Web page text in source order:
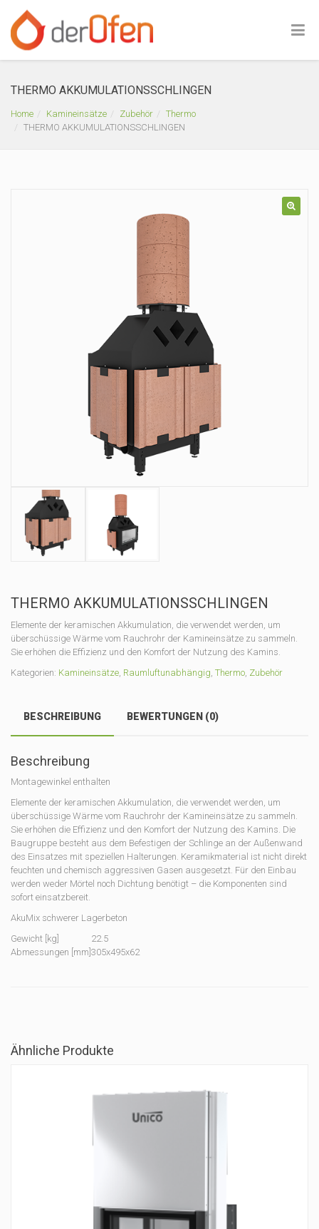
THERMO AKKUMULATIONSSCHLINGEN
Home Kamineinsätze Zubehör
Thermo
THERMO AKKUMULATIONSSCHLINGEN
THERMO AKKUMULATIONSSCHLINGEN
Elemente der keramischen Akkumulation, die verwendet werden, um
überschüssige Wärme vom Rauchrohr der Kamineinsätze zu sammeln.
Sie erhöhen die Effizienz und den Komfort der Nutzung des Kamins.
Kategorien: Kamineinsätze Raumluftunabhängig Thermo Zubehör
BESCHREIBUNG BEWERTUNGEN (0)
Beschreibung
Montagewinkel enthalten
Elemente der keramischen Akkumulation, die verwendet werden, um
überschüssige Wärme vom Rauchrohr der Kamineinsätze zu sammeln.
Sie erhöhen die Effizienz und den Komfort der Nutzung des Kamins. Die
Baugruppe besteht aus dem Befestigen der Schlinge an der Außenwand
des Einsatzes mit speziellen Halterungen. Keramikmaterial ist nicht direkt
feuchten und chemisch aggressiven Gasen ausgesetzt. Für den Einbau
werden weder Mörtel noch Dichtung benötigt – die Komponenten sind
sofort einsatzbereit.
AkuMix schwerer Lagerbeton
Gewicht [kg]
22.5
Abmessungen [mm]305x495x62
Ähnliche Produkte